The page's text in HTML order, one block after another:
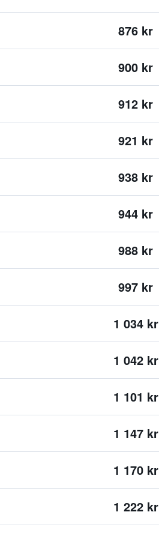
876 kr
900 kr
912 kr
921 kr
938 kr
944 kr
988 kr
997 kr
1 034 kr
1 042 kr
1 101 kr
1 147 kr
1 170 kr
1 222 kr